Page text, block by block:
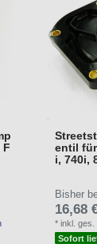
F
entil für
i, 740i,
Bisher
16,68
*inkl. ges.
Sofort